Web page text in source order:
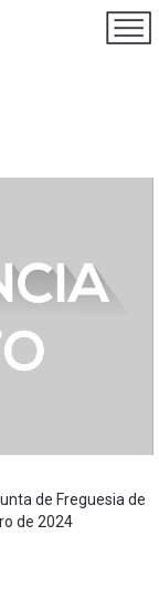
de Freguesia de
de 2024